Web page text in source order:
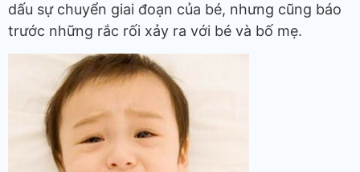
dấu sự chuyển giai đoạn của bé, nhưng cũng báo
trước những rắc rối xảy ra với bé và bố mẹ.